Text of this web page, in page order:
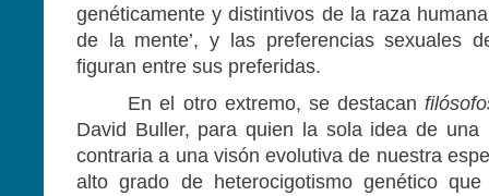
genéticamente y distintivos de la raza
de la mente’, y las preferencias sexuales
figuran entre sus preferidas.
En el otro extremo, se destacan
David Buller, para quien la sola idea de una
contraria a una visón evolutiva de nuestra
alto grado de heterocigotismo genético